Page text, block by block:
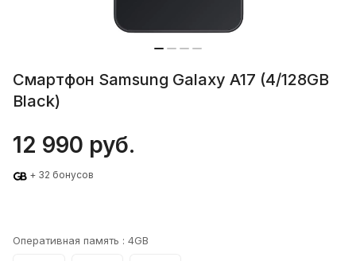
Смартфон Samsung Galaxy A17 (4/128GB
Black)
12 990 руб.
+ 32 бонусов
Оперативная память : 4GB